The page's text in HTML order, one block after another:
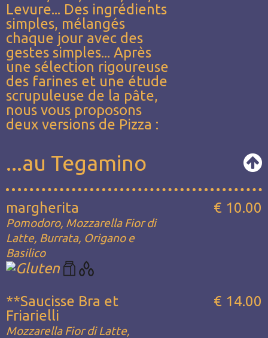
Levure... Des ingrédients
simples, mélangés
chaque jour avec des
gestes simples... Après
une sélection rigoureuse
des farines et une étude
scrupuleuse de la pâte,
nous vous proposons
deux versions de Pizza :
...au Tegamino
margherita
Pomodoro, Mozzarella Fior di
Latte, Burrata, Origano e
Basilico
€ 10.00
**Saucisse Bra et
Friarielli
Mozzarella Fior di Latte,
€ 14.00